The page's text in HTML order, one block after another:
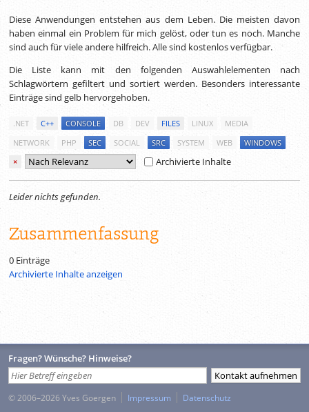
Diese Anwendungen entstehen aus dem Leben. Die meisten davon
haben einmal ein Problem für mich gelöst, oder tun es noch. Manche
sind auch für viele andere hilfreich. Alle sind kostenlos verfügbar.
Die Liste kann mit den folgenden Auswahlelementen nach
Schlagwörtern gefiltert und sortiert werden. Besonders interessante
Einträge sind gelb hervorgehoben.
.NET C++ CONSOLE DB DEV FILES LINUX
MEDIA
NETWORK
PHP SEC SOCIAL SRC SYSTEM WEB
WINDOWS
×
Archivierte Inhalte
Leider nichts gefunden.
Zusammenfassung
0 Einträge
Archivierte Inhalte anzeigen
Fragen? Wünsche? Hinweise?
© 2006–2026 Yves Goergen Impressum Datenschutz